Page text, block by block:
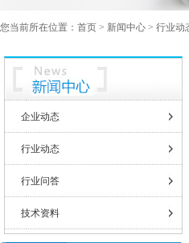
您当前所在位置： 首页 > 新闻中心 > 行业动
企业动态
行业动态
行业问答
技术资料